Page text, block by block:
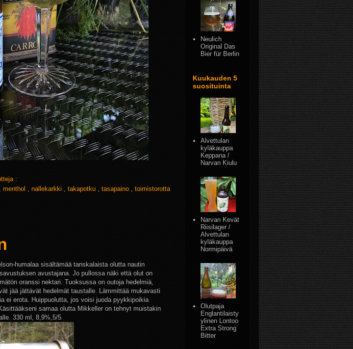
:
, menthol , nallekarkki , takapotku , tasapaino , toimistorotta
humalaa sisältämää tanskalaista olutta nautin
avustajana. Jo pullossa näki että olut on
oranssi nektari. Tuoksussa on outoja hedelmiä,
jää jättävät hedelmät taustalle. Lämmittää mukavasti
ei erota. Huippuolutta, jos voisi juoda pyykkipoikia
samaa olutta Mikkeller on tehnyt muistakin
330 ml, 8,9%,5/5
Neulich
Original Das
Bier für Berlin
Kuukauden 5
suosituinta
Alvettulan
kyläkauppa
Keppana /
Narvan Kiulu
Narvan Kevät
Riisilager /
Alvettulan
kyläkauppa
Normipäivä
Olutpaja
Englantilaisty
ylinen Lontoo
Extra Strong
Bitter